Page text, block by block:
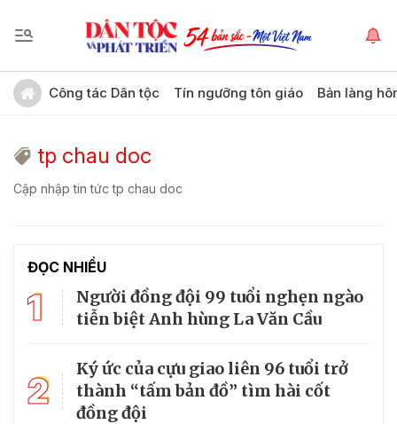
Công tác Dân tộc Tín ngưỡng tôn giáo Bản làng
tp chau doc
Cập nhập tin tức tp chau doc
ĐỌC NHIỀU
1
Người đồng đội 99 tuổi nghẹn ngào
tiễn biệt Anh hùng La Văn Cầu
2
Ký ức của cựu giao liên 96 tuổi trở
thành “tấm bản đồ” tìm hài cốt
đồng đội